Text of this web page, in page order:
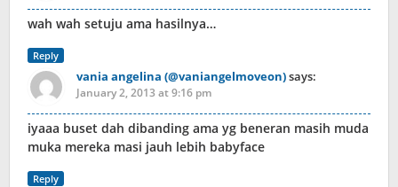
wah wah setuju ama hasilnya…
Reply
vania angelina (@vaniangelmoveon)says:
January 2, 2013 at 9:16 pm
iyaaa buset dah dibanding ama yg beneran masih muda
muka mereka masi jauh lebih babyface
Reply